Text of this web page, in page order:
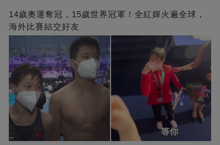
14歲奧運奪冠，15歲世界冠軍！全紅嬋火遍全球，
海外比賽結交好友